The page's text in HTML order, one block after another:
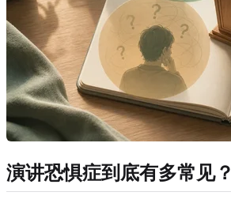
演讲恐惧症到底有多常见？